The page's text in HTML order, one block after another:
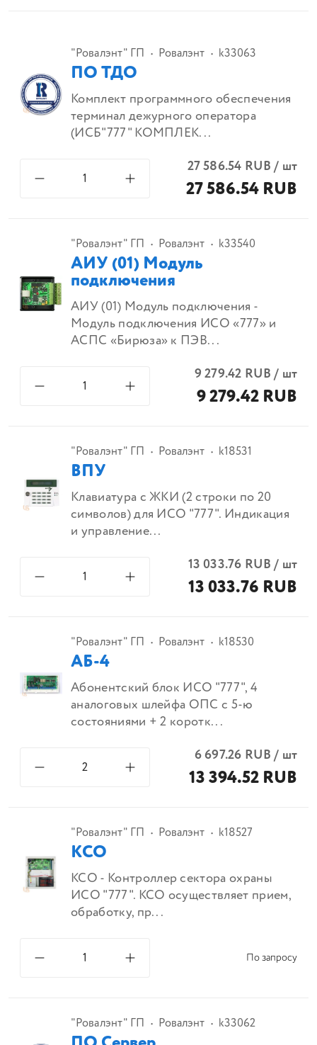
"Ровалэнт" ГП Ровалэнт k33063
ПО ТДО
Комплект программного обеспечения
терминал дежурного оператора
(ИСБ"777" КОМПЛЕК...
27 586.54 RUB / шт
27 586.54 RUB
"Ровалэнт" ГП Ровалэнт k33540
АИУ (01) Модуль
подключения
АИУ (01) Модуль подключения -
Модуль подключения ИСО «777» и
АСПС «Бирюза» к ПЭВ...
9 279.42 RUB / шт
9 279.42 RUB
"Ровалэнт" ГП Ровалэнт k18531
ВПУ
Клавиатура с ЖКИ (2 строки по 20
символов) для ИСО "777". Индикация
и управление...
13 033.76 RUB / шт
13 033.76 RUB
"Ровалэнт" ГП Ровалэнт k18530
АБ-4
Абонентский блок ИСО "777", 4
аналоговых шлейфа ОПС с 5-ю
состояниями + 2 коротк...
6 697.26 RUB / шт
13 394.52 RUB
"Ровалэнт" ГП Ровалэнт k18527
КСО
КСО - Контроллер сектора охраны
ИСО "777". КСО осуществляет прием,
обработку, пр...
По запросу
"Ровалэнт" ГП Ровалэнт k33062